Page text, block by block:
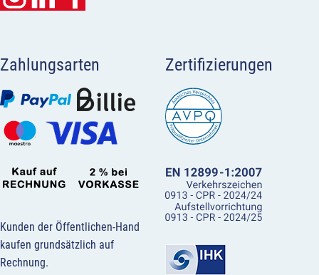
Zahlungsarten
Kunden der Öffentlichen-Hand
kaufen grundsätzlich auf
Rechnung.
Zertifizierungen